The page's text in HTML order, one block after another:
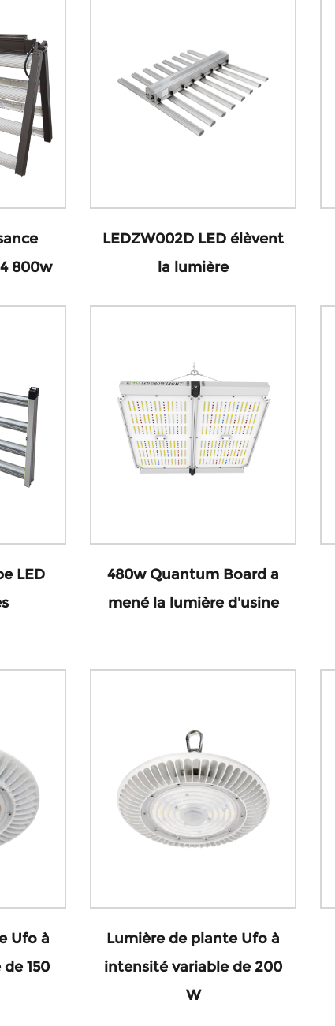
800w
LEDZW002D LED élèvent
la lumière
LED
480w Quantum Board a
mené la lumière d'usine
Ufo à
150
Lumière de plante Ufo à
intensité variable de 200
W